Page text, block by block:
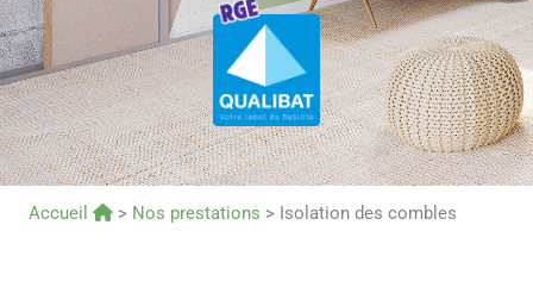
Accueil > Nos prestations > Isolation des combles